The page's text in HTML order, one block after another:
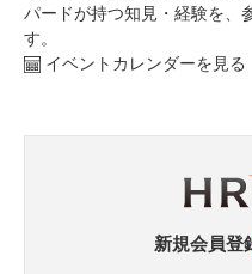
パードが持つ知見・経験を、
す。
イベントカレンダーを見る
新規会員登